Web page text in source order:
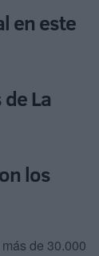
en este
La
los
de 30.000